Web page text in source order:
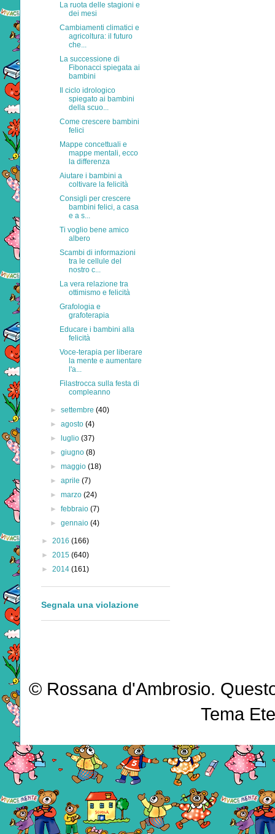
La ruota delle stagioni e
dei mesi
Cambiamenti climatici e
agricoltura: il futuro
che...
La successione di
Fibonacci spiegata ai
bambini
Il ciclo idrologico
spiegato ai bambini
della scuo...
Come crescere bambini
felici
Mappe concettuali e
mappe mentali, ecco
la differenza
Aiutare i bambini a
coltivare la felicità
Consigli per crescere
bambini felici, a casa
e a s...
Ti voglio bene amico
albero
Scambi di informazioni
tra le cellule del
nostro c...
La vera relazione tra
ottimismo e felicità
Grafologia e
grafoterapia
Educare i bambini alla
felicità
Voce-terapia per liberare
la mente e aumentare
l'a...
Filastrocca sulla festa di
compleanno
►settembre(40)
►agosto(4)
►
luglio(37)
►giugno(8)
►maggio(18)
►aprile(7)
►marzo(24)
►febbraio(7)
►gennaio(4)
► 2016 (166)
► 2015 (640)
► 2014 (161)
Segnala una violazione
© Rossana d'Ambrosio.
Tema